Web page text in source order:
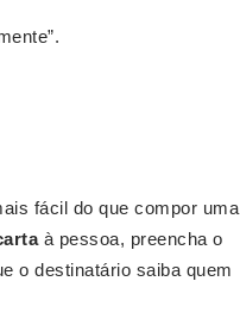
fácil do que compor uma
à pessoa, preencha o
o destinatário saiba quem